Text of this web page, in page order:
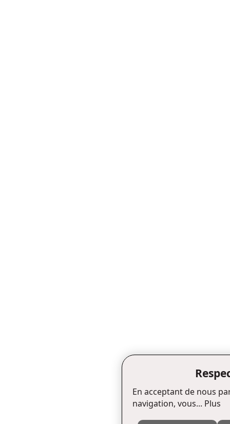
En acceptant de nous
navigation, vous... Plus